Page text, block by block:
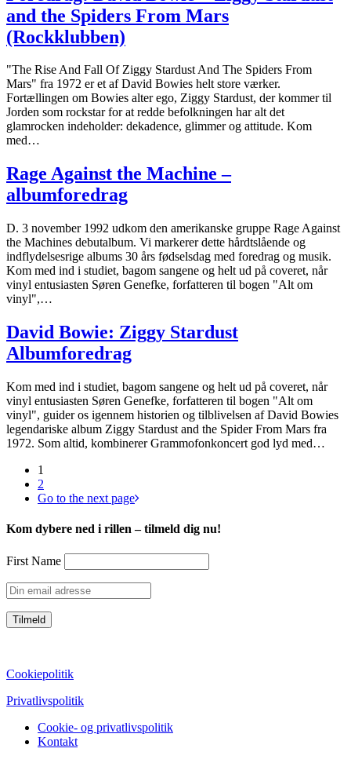
and the Spiders From Mars
(Rockklubben)
"The Rise And Fall Of Ziggy Stardust And The Spiders From
Mars" fra 1972 er et af David Bowies helt store værker.
Fortællingen om Bowies alter ego, Ziggy Stardust, der kommer til
Jorden som rockstar for at redde befolkningen har alt det
glamrocken indeholder: dekadence, glimmer og attitude. Kom
med…
Rage Against the Machine –
albumforedrag
D. 3 november 1992 udkom den amerikanske gruppe Rage Against
the Machines debutalbum. Vi markerer dette hårdtslående og
indflydelsesrige albums 30 års fødselsdag med foredrag og musik.
Kom med ind i studiet, bagom sangene og helt ud på coveret, når
vinyl entusiasten Søren Genefke, forfatteren til bogen "Alt om
vinyl",…
David Bowie: Ziggy Stardust
Albumforedrag
Kom med ind i studiet, bagom sangene og helt ud på coveret, når
vinyl entusiasten Søren Genefke, forfatteren til bogen "Alt om
vinyl", guider os igennem historien og tilblivelsen af David Bowies
legendariske album Ziggy Stardust and the Spider From Mars fra
1972. Som altid, kombinerer Grammofonkoncert god lyd med…
1
2
Go to the next page
Kom dybere ned i rillen – tilmeld dig nu!
First Name
Cookiepolitik
Privatlivspolitik
Cookie- og privatlivspolitik
Kontakt